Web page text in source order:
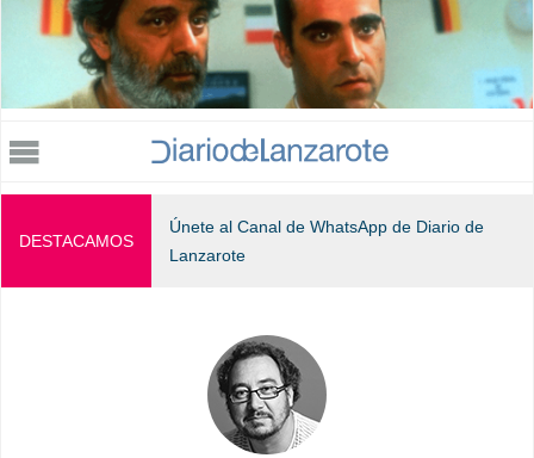
Jump to navigation
DESTACAMOS
Únete al Canal de WhatsApp de Diario de
Lanzarote